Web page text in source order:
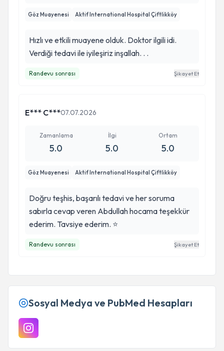
Göz Muayenesi Aktif International Hospital Çiftlikköy
Hızlı ve etkili muayene olduk. Doktor ilgili idi.
Verdiği tedavi ile iyileşiriz inşallah. . .
Randevu sonrası Şikayet Et
E*** C***07.07.2026
Zamanlama
5.0
İlgi
5.0
Ortam
5.0
Göz Muayenesi Aktif International Hospital Çiftlikköy
Doğru teşhis, başarılı tedavi ve her soruma
sabırla cevap veren Abdullah hocama teşekkür
ederim. Tavsiye ederim. ⭐
Randevu sonrası Şikayet Et
Sosyal Medya ve PubMed Hesapları